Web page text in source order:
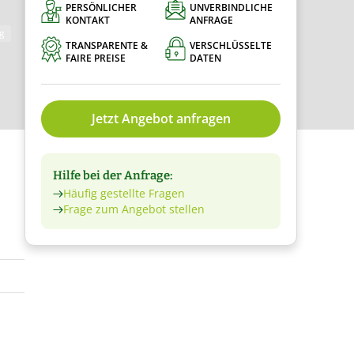
PERSÖNLICHER
KONTAKT
UNVERBINDLICHE
ANFRAGE
TRANSPARENTE &
FAIRE PREISE
VERSCHLÜSSELTE
DATEN
Jetzt Angebot anfragen
Hilfe bei der Anfrage:
Häufig gestellte Fragen
Frage zum Angebot stellen